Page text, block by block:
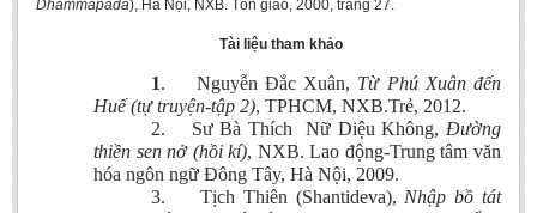
Dhammapada), Hà Nội, NXB. Tôn giáo, 2000, trang 27.
Tài liệu tham khảo
1. Nguyễn Đắc Xuân, Từ Phú Xuân đến
Huế (tự truyện-tập 2), TPHCM, NXB.Trẻ, 2012.
2.
Sư Bà Thích Nữ Diệu Không,Đường
thiền sen nở (hồi kí), NXB. Lao động-Trung tâm văn
hóa ngôn ngữ Đông Tây, Hà Nội, 2009.
3.
Tịch Thiên (Shantideva), Nhập bồ tát